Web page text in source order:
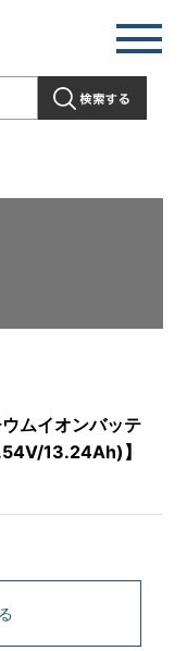
を開始しました」" />
ムイオンバッテ
13.24Ah)】